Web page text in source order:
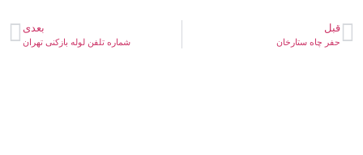
قبل
حفر چاه ستارخان
بعدی
شماره تلفن لوله بازکنی تهران